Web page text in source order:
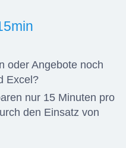
oder Angebote noch
Excel?
nur 15 Minuten pro
den Einsatz von